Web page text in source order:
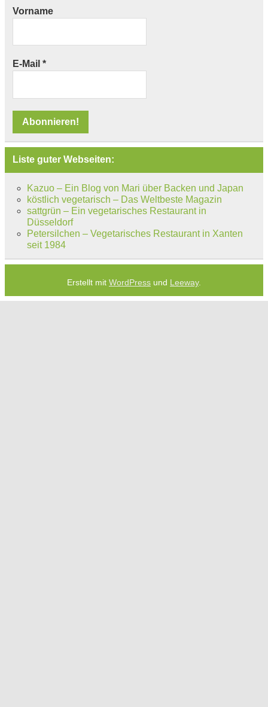
Vorname
E-Mail *
Liste guter Webseiten:
Kazuo – Ein Blog von Mari über Backen und Japan
köstlich vegetarisch – Das Weltbeste Magazin
sattgrün – Ein vegetarisches Restaurant in
Düsseldorf
Petersilchen – Vegetarisches Restaurant in Xanten
seit 1984
Erstellt mit WordPress und Leeway.